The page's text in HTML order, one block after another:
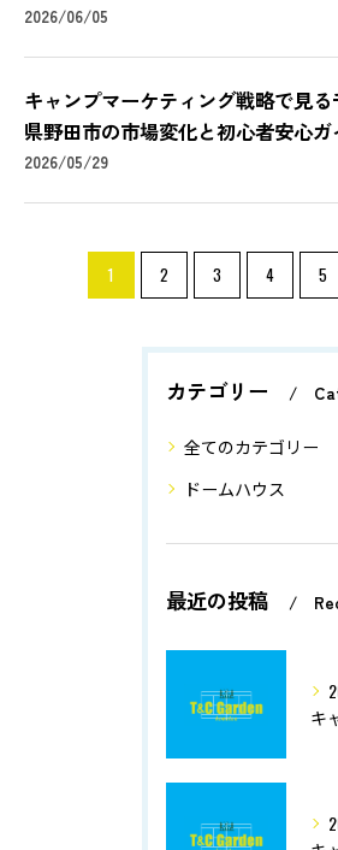
2026/06/05
キャンプマーケティング戦略で見る
県野田市の市場変化と初心者安心ガ
2026/05/29
1 2 3 4 5
カテゴリー
全てのカテゴリー
ドームハウス
最近の投稿